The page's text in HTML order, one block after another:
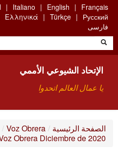
Skip
main
content
Français
English
Italiano
Русский
Türkçe
Ελληνικά
فارسی
الإتحاد الشيوعي الأممي
يا عمال العالم اتحدوا
من نحن؟
الصفحة الرئيسية /
Voz Obrera
/
Obrera Diciembre de 2020